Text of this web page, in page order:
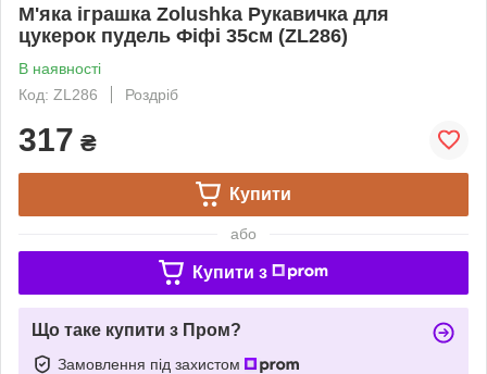
М'яка іграшка Zolushka Рукавичка для
цукерок пудель Фіфі 35см (ZL286)
В наявності
Код: ZL286
Роздріб
317 ₴
Купити
або
Купити з
Що таке купити з Пром?
Замовлення під захистом